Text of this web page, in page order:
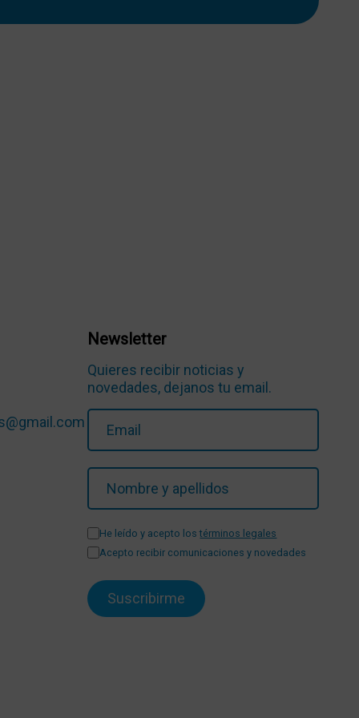
Newsletter
Quieres recibir noticias y
novedades, dejanos tu email.
He leído y acepto lostérminos legales
Acepto recibir comunicaciones y novedades